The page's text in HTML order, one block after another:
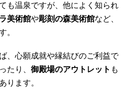
も温泉ですが、他によく知られ
美術館や彫刻の森美術館など、
。
、心願成就や縁結びのご利益で
たり、 御殿場のアウトレット も
ります。